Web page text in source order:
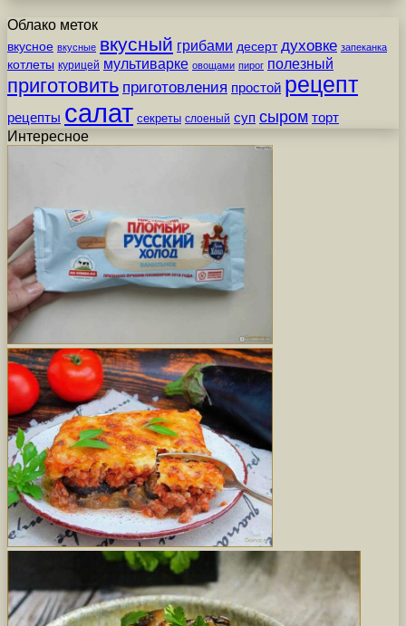
Облако меток
вкусное вкусные вкусный грибами десерт духовке запеканка
котлеты курицей мультиварке овощами пирог полезный
приготовить приготовления простой рецепт
рецепты салат секреты слоеный суп сыром торт
Интересное